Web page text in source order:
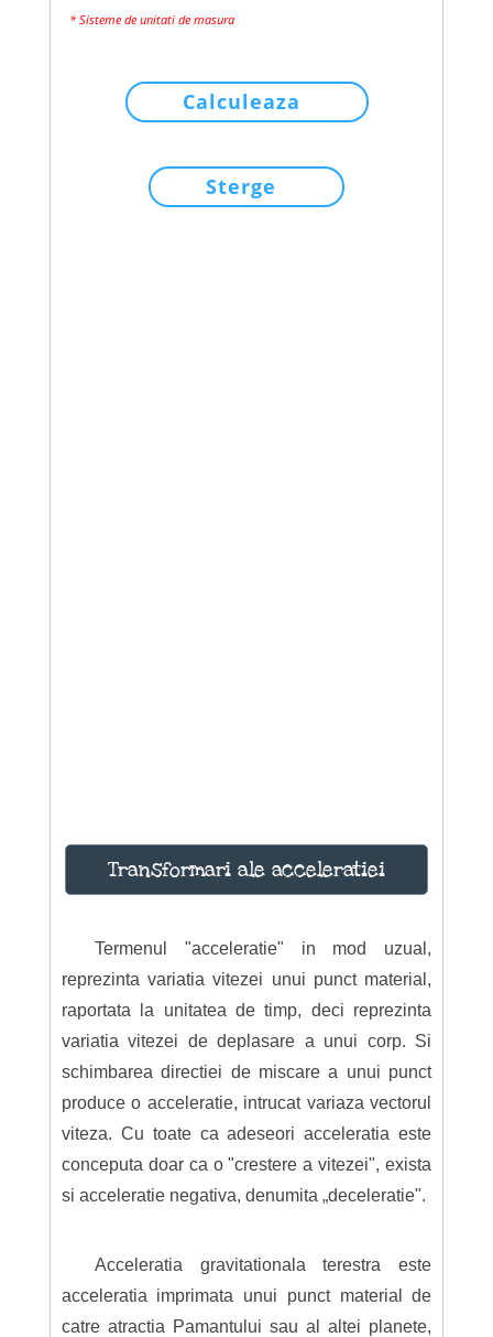
* Sisteme de unitati de masura
Calculeaza
Sterge
Transformari ale acceleratiei
Termenul "acceleratie" in mod uzual,
reprezinta variatia vitezei unui punct material,
raportata la unitatea de timp, deci reprezinta
variatia vitezei de deplasare a unui corp. Si
schimbarea directiei de miscare a unui punct
produce o acceleratie, intrucat variaza vectorul
viteza. Cu toate ca adeseori acceleratia este
conceputa doar ca o "crestere a vitezei", exista
si acceleratie negativa, denumita „deceleratie".
Acceleratia gravitationala terestra este
acceleratia imprimata unui punct material de
catre atractia Pamantului sau al altei planete,